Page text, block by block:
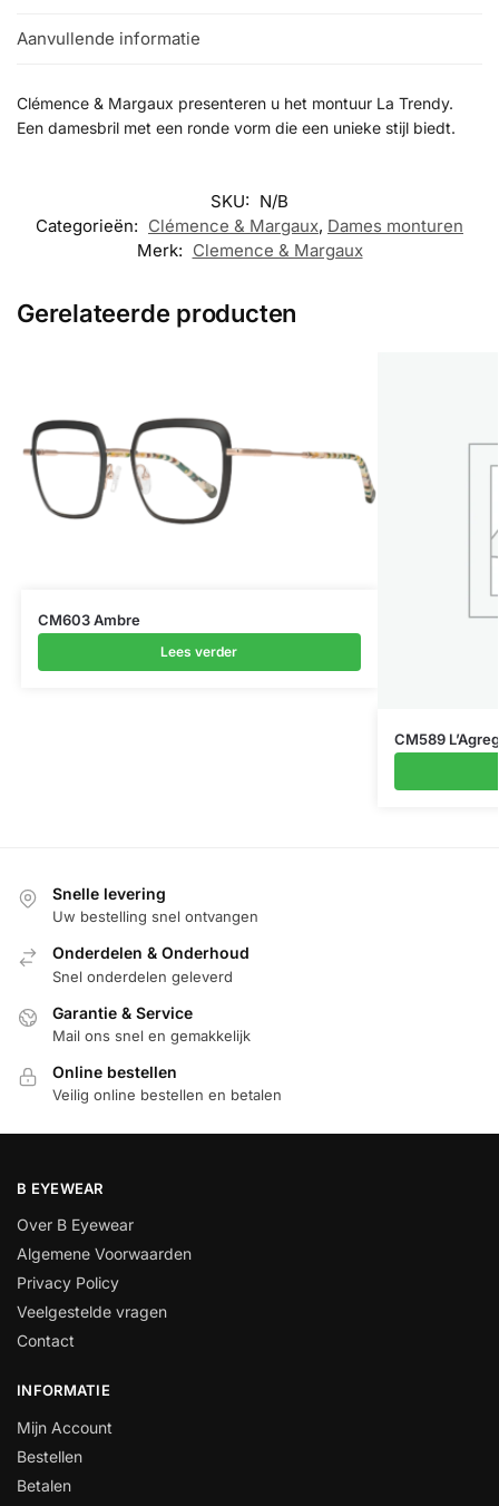
Aanvullende informatie
Clémence & Margaux presenteren u het montuur La Trendy.
Een damesbril met een ronde vorm die een unieke stijl biedt.
SKU: N/B
Categorieën: Clémence & Margaux, Dames monturen
Merk: Clemence & Margaux
Gerelateerde producten
CM603 Ambre
Lees verder
CM589
Snelle levering
Uw bestelling snel ontvangen
Onderdelen & Onderhoud
Snel onderdelen geleverd
Garantie & Service
Mail ons snel en gemakkelijk
Online bestellen
Veilig online bestellen en betalen
B EYEWEAR
Over B Eyewear
Algemene Voorwaarden
Privacy Policy
Veelgestelde vragen
Contact
INFORMATIE
Mijn Account
Bestellen
Betalen